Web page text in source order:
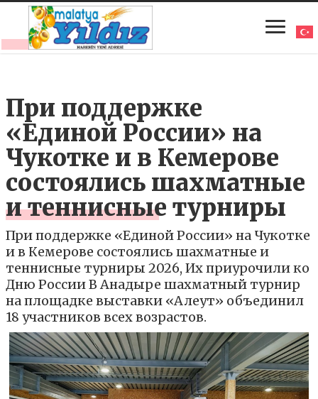
При поддержке
«Единой России» на
Чукотке и в Кемерове
состоялись шахматные
и теннисные турниры
При поддержке «Единой России» на Чукотке
и в Кемерове состоялись шахматные и
теннисные турниры 2026, Их приурочили ко
Дню России В Анадыре шахматный турнир
на площадке выставки «Алеут» объединил
18 участников всех возрастов.